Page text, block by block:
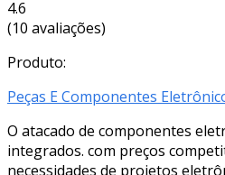
4.6
(10 avaliações)
Produto:
Peças E Componentes
O atacado de componentes
integrados. com preços
necessidades de projetos